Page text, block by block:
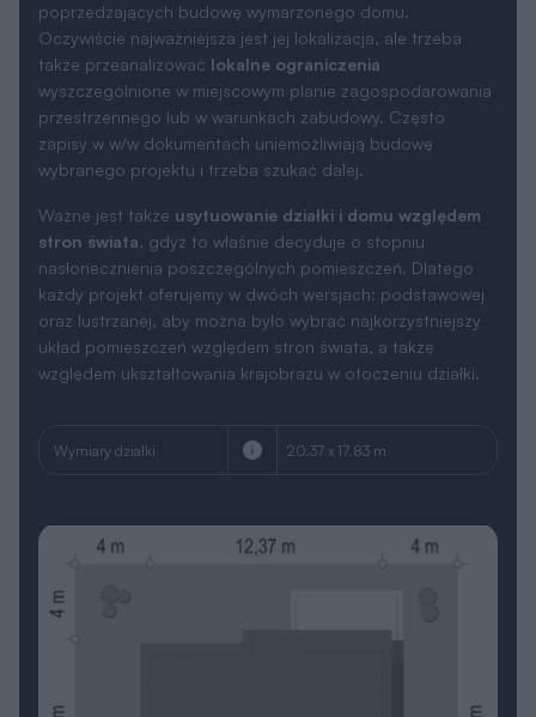
poprzedzających budowę wymarzonego domu.
Oczywiście najważniejsza jest jej lokalizacja, ale trzeba
także przeanalizować lokalne ograniczenia
wyszczególnione w miejscowym planie zagospodarowania
przestrzennego lub w warunkach zabudowy. Często
zapisy w w/w dokumentach uniemożliwiają budowę
wybranego projektu i trzeba szukać dalej.
Ważne jest także usytuowanie działki i domu względem
stron świata, gdyż to właśnie decyduje o stopniu
nasłonecznienia poszczególnych pomieszczeń. Dlatego
każdy projekt oferujemy w dwóch wersjach: podstawowej
oraz lustrzanej, aby można było wybrać najkorzystniejszy
układ pomieszczeń względem stron świata, a także
względem ukształtowania krajobrazu w otoczeniu działki.
Wymiary działki 20.37 x 17.83 m